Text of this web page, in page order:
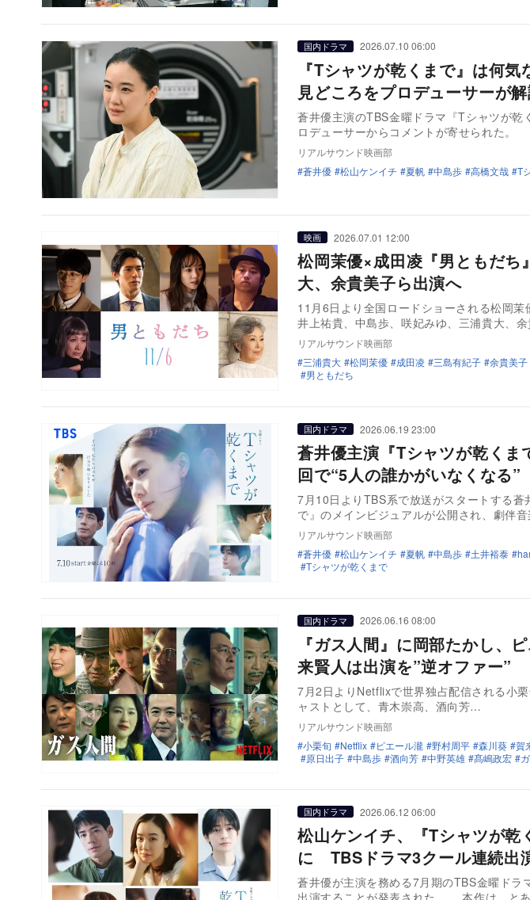
国内ドラマ 2026.07.10 06:00
『Tシャツが乾くまで』は何
見どころをプロデューサーが
蒼井優主演のTBS金曜ドラマ『Tシャツが
ロデューサーからコメントが寄せられた
リアルサウンド映画部
蒼井優
松山ケンイチ 夏帆 中島歩 高橋文哉 T
映画 2026.07.01 12:00
松岡茉優×成田凌『男ともだ
大、余貴美子ら出演へ
11月6日より全国ロードショーされる松岡
井上祐貴、中島歩、咲妃みゆ、三浦貴大、
リアルサウンド映画部
三浦貴大
松岡茉優 成田凌 三島有紀子 余貴美子
男ともだち
国内ドラマ 2026.06.19 23:00
蒼井優主演『Tシャツが乾く
回で“5人の誰かがいなくなる”
7月10日よりTBS系で放送がスタートする
で』のメインビジュアルが公開され、劇伴
リアルサウンド映画部
蒼井優
松山ケンイチ 夏帆 中島歩 土井裕泰
Tシャツが乾くまで
国内ドラマ 2026.06.16 08:00
『ガス人間』に岡部たかし
来賢人は出演を”逆オファー”
7月2日よりNetflixで世界独占配信される小
ャストとして、青木崇高、酒向芳…
リアルサウンド映画部
小栗旬
Netflix ピエール瀧 野村周平 森川葵 賀
原日出子
中島歩 酒向芳 中野英雄 髙嶋政宏
国内ドラマ 2026.06.12 06:00
松山ケンイチ、『Tシャツが
に TBSドラマ3クール連続出
蒼井優が主演を務める7月期のTBS金曜ド